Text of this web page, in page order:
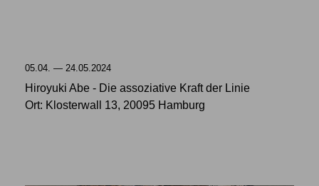
05.04. — 24.05.2024
Hiroyuki Abe - Die assoziative Kraft der Linie
Ort: Klosterwall 13, 20095 Hamburg